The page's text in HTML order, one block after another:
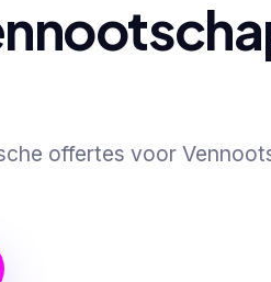
offertes voor